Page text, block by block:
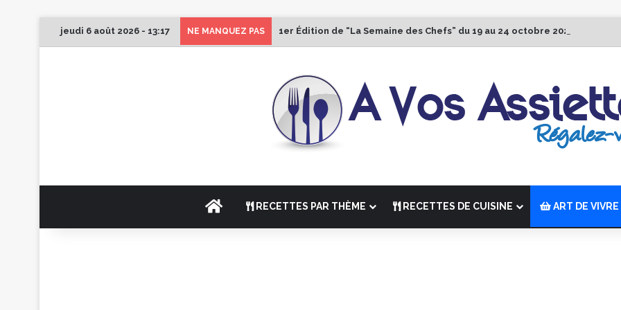
jeudi 6 août 2026 - 13:17 NE MANQUEZ PAS 1er Édition de “La Semaine des Chefs” du 19 au 24 octobre 2026
ACCUEILRECETTES PAR THÈME RECETTES DE CUISINE ART DE VIVRE